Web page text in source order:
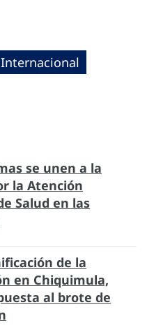
se unen a la
la Atención
Salud en las
de la
en Chiquimula,
al brote de